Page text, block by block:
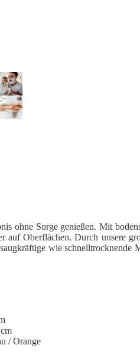
ohne Sorge genießen. Mit
auf Oberflächen. Durch unsere
wie schnelltrocknende
/ Orange